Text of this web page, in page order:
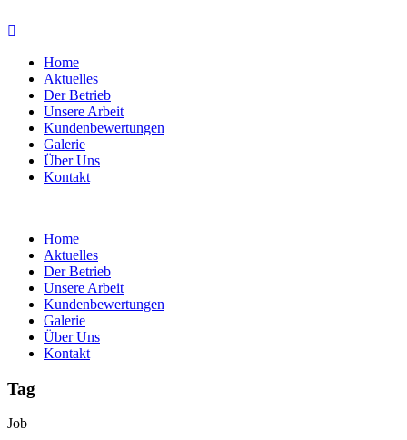
Home
Aktuelles
Der Betrieb
Unsere Arbeit
Kundenbewertungen
Galerie
Über Uns
Kontakt
Home
Aktuelles
Der Betrieb
Unsere Arbeit
Kundenbewertungen
Galerie
Über Uns
Kontakt
Tag
Job